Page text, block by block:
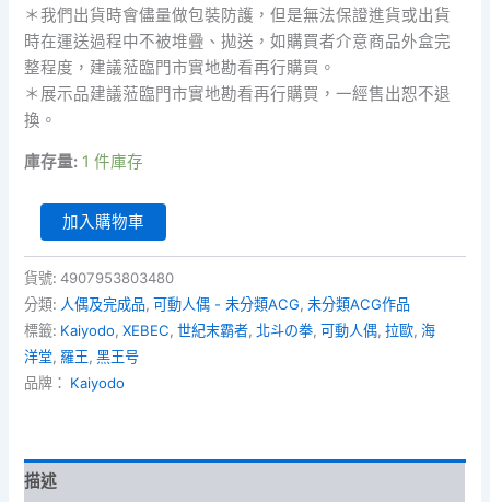
＊我們出貨時會儘量做包裝防護，但是無法保證進貨或出貨
時在運送過程中不被堆疊、拋送，如購買者介意商品外盒完
整程度，建議蒞臨門市實地勘看再行購買。
＊展示品建議蒞臨門市實地勘看再行購買，一經售出恕不退
換。
庫存量: 1 件庫存
の
拳
200X
-
世
紀
末
羅
加入購物車
貨號:4907953803480
分類: 人偶及完成品,可動人偶 - 未分類ACG,未分類ACG作品
標籤: Kaiyodo,XEBEC,世紀末霸者,北斗の拳,可動人偶,拉歐,海
洋堂, 羅王,黑王号
品牌： Kaiyodo
描述